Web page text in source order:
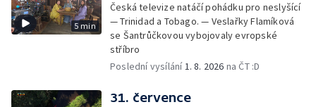
5 min
Česká televize natáčí pohádku pro neslyšící
— Trinidad a Tobago. — Veslařky Flamíková
se Šantrůčkovou vybojovaly evropské
stříbro
Poslední vysílání1. 8. 2026 na ČT :D
31. července